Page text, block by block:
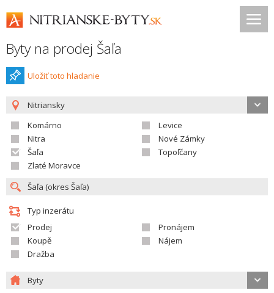
Byty na prodej Šaľa
Uložiť toto hladanie
Nitriansky
Komárno
Levice
Nitra
Nové Zámky
Šaľa
Topoľčany
Zlaté Moravce
Typ inzerátu
Prodej
Pronájem
Koupě
Nájem
Dražba
Byty